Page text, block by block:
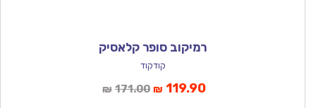
רמיקוב סופר קלאסיק
קודקוד
₪ 171.00המחיר
₪ 119.90המחיר